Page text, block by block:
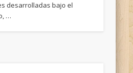
desarrolladas bajo el
…